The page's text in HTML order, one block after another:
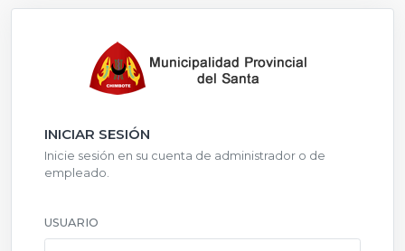
INICIAR SESIÓN
Inicie sesión en su cuenta de administrador o de
empleado.
USUARIO